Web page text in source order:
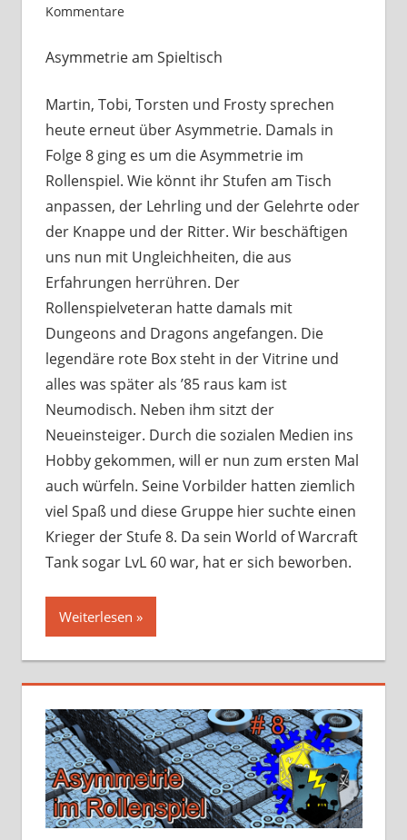
Kommentare
Asymmetrie am Spieltisch
Martin, Tobi, Torsten und Frosty sprechen
heute erneut über Asymmetrie. Damals in
Folge 8 ging es um die Asymmetrie im
Rollenspiel. Wie könnt ihr Stufen am Tisch
anpassen, der Lehrling und der Gelehrte oder
der Knappe und der Ritter. Wir beschäftigen
uns nun mit Ungleichheiten, die aus
Erfahrungen herrühren. Der
Rollenspielveteran hatte damals mit
Dungeons and Dragons angefangen. Die
legendäre rote Box steht in der Vitrine und
alles was später als ’85 raus kam ist
Neumodisch. Neben ihm sitzt der
Neueinsteiger. Durch die sozialen Medien ins
Hobby gekommen, will er nun zum ersten Mal
auch würfeln. Seine Vorbilder hatten ziemlich
viel Spaß und diese Gruppe hier suchte einen
Krieger der Stufe 8. Da sein World of Warcraft
Tank sogar LvL 60 war, hat er sich beworben.
Weiterlesen